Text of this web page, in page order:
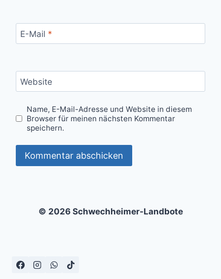
E-Mail *
Website
Name, E-Mail-Adresse und Website in diesem
Browser für meinen nächsten Kommentar
speichern.
© 2026 Schwechheimer-Landbote